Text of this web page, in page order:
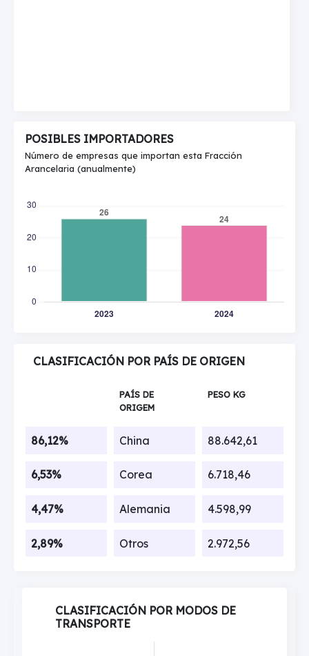
POSIBLES IMPORTADORES
Número de empresas que importan esta Fracción
Arancelaria (anualmente)
CLASIFICACIÓN POR PAÍS DE ORIGEN
PAÍS DE
ORIGEM
PESO KG
86,12% China 88.642,61
6,53% Corea 6.718,46
4,47% Alemania 4.598,99
2,89% Otros 2.972,56
CLASIFICACIÓN POR MODOS DE
TRANSPORTE